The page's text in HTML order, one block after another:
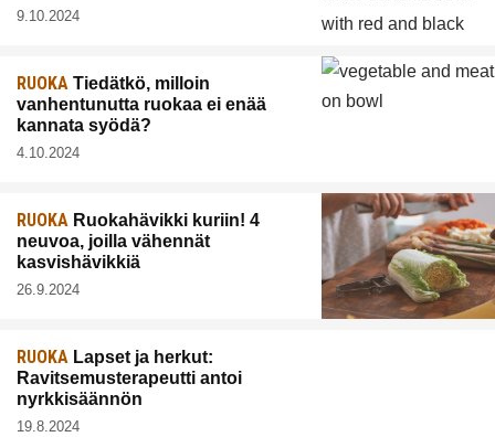
9.10.2024
RUOKA Tiedätkö, milloin
vanhentunutta ruokaa ei enää
kannata syödä?
4.10.2024
RUOKA Ruokahävikki kuriin! 4
neuvoa, joilla vähennät
kasvishävikkiä
26.9.2024
RUOKA Lapset ja herkut:
Ravitsemusterapeutti antoi
nyrkkisäännön
19.8.2024